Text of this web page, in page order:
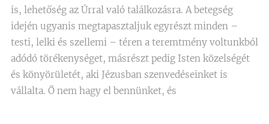
is, lehetőség az Úrral való találkozásra. A betegség
idején ugyanis megtapasztaljuk egyrészt minden –
testi, lelki és szellemi – téren a teremtmény voltunkból
adódó törékenységet, másrészt pedig Isten közelségét
és könyörületét, aki Jézusban szenvedéseinket is
vállalta. Ő nem hagy el bennünket, és